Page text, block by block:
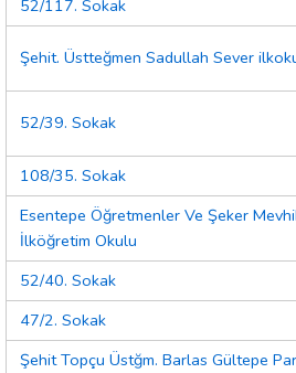
52/117. Sokak
Şehit. Üstteğmen Sadullah Sever
52/39. Sokak
108/35. Sokak
Esentepe Öğretmenler Ve Şeker
İlköğretim Okulu
52/40. Sokak
47/2. Sokak
Şehit Topçu Üstğm. Barlas Gültepe